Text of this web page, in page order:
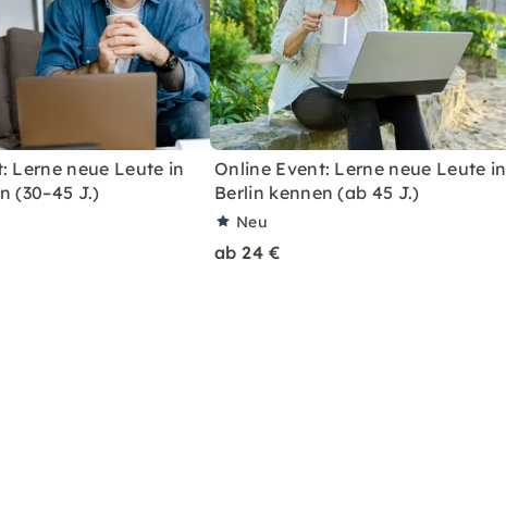
Lerne neue Leute in
(30–45 J.)
Online Event: Lerne neue Leute in
Berlin kennen (ab 45 J.)
Neu
ab 24 €